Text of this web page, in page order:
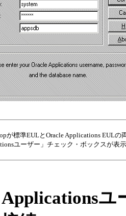
が標準EULとOracle Applications EUL
ユーザー」チェック・ボックスが表
ユ